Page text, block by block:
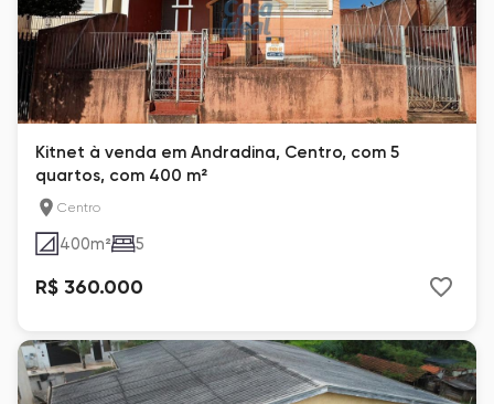
Kitnet à venda em Andradina, Centro, com 5
quartos, com 400 m²
Centro
400m² 5
R$ 360.000